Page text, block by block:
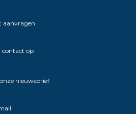
aanvragen
contact op
nieuwsbrief